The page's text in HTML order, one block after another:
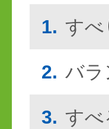
1. すべ
2. バラ
3. すべ